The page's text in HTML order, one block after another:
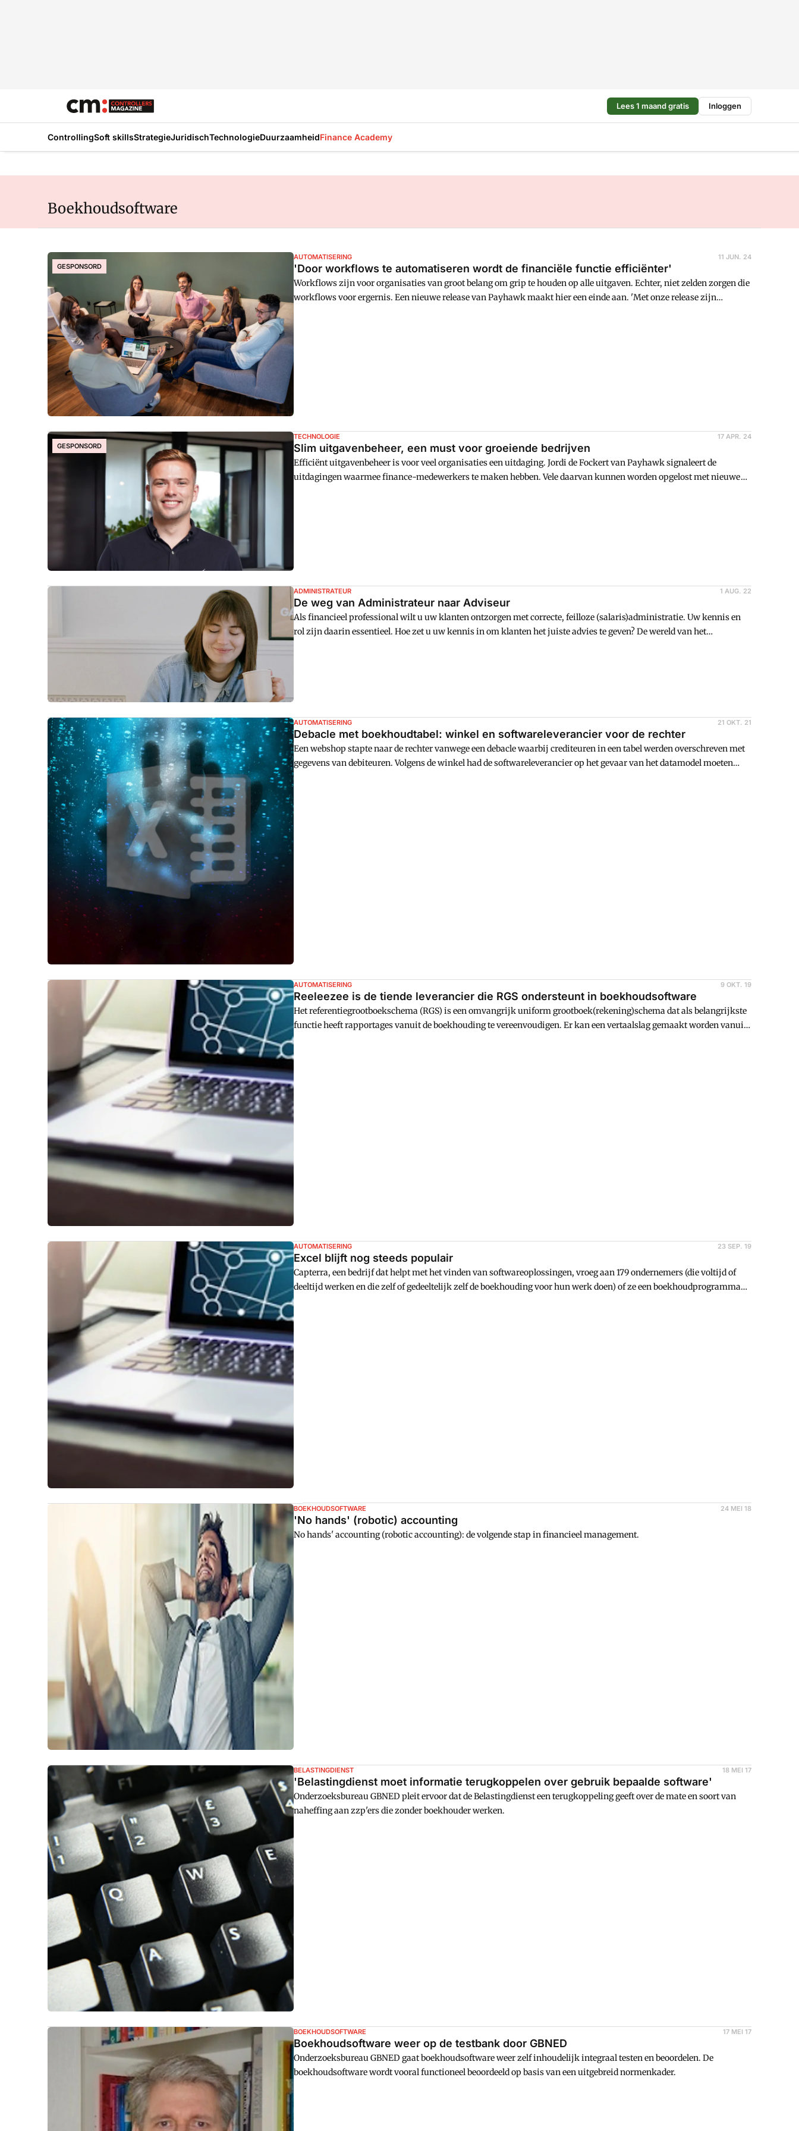
Lees 1 maand gratis Inloggen
ControllingSoft skillsStrategieJuridischTechnologieDuurzaamheidFinance Academy
Boekhoudsoftware
GESPONSORD
AUTOMATISERING 11 JUN. 24
'Door workflows te automatiseren wordt de financiële functie efficiënter'
Workflows zijn voor organisaties van groot belang om grip te houden op alle uitgaven. Echter, niet zelden zorgen die
workflows voor ergernis. Een nieuwe release van Payhawk maakt hier een einde aan. 'Met onze release zijn
GESPONSORD
TECHNOLOGIE 17 APR. 24
Slim uitgavenbeheer, een must voor groeiende bedrijven
Efficiënt uitgavenbeheer is voor veel organisaties een uitdaging. Jordi de Fockert van Payhawk signaleert de
uitdagingen waarmee finance-medewerkers te maken hebben. Vele daarvan kunnen worden opgelost met nieuwe
ADMINISTRATEUR 1 AUG. 22
De weg van Administrateur naar Adviseur
Als financieel professional wilt u uw klanten ontzorgen met correcte, feilloze (salaris)administratie. Uw kennis en
rol zijn daarin essentieel. Hoe zet u uw kennis in om klanten het juiste advies te geven? De wereld van het
AUTOMATISERING 21 OKT. 21
Debacle met boekhoudtabel: winkel en softwareleverancier voor de rechter
Een webshop stapte naar de rechter vanwege een debacle waarbij crediteuren in een tabel werden overschreven met
gegevens van debiteuren. Volgens de winkel had de softwareleverancier op het gevaar van het datamodel moeten
AUTOMATISERING 9 OKT. 19
Reeleezee is de tiende leverancier die RGS ondersteunt in boekhoudsoftware
Het referentiegrootboekschema (RGS) is een omvangrijk uniform grootboek(rekening)schema dat als belangrijkste
functie heeft rapportages vanuit de boekhouding te vereenvoudigen. Er kan een vertaalslag gemaakt worden vanuit
AUTOMATISERING 23 SEP. 19
Excel blijft nog steeds populair
Capterra, een bedrijf dat helpt met het vinden van softwareoplossingen, vroeg aan 179 ondernemers (die voltijd of
deeltijd werken en die zelf of gedeeltelijk zelf de boekhouding voor hun werk doen) of ze een boekhoudprogramma
BOEKHOUDSOFTWARE 24 MEI 18
'No hands' (robotic) accounting
No hands' accounting (robotic accounting): de volgende stap in financieel management.
BELASTINGDIENST 18 MEI 17
'Belastingdienst moet informatie terugkoppelen over gebruik bepaalde software'
Onderzoeksbureau GBNED pleit ervoor dat de Belastingdienst een terugkoppeling geeft over de mate en soort van
naheffing aan zzp'ers die zonder boekhouder werken.
BOEKHOUDSOFTWARE 17 MEI 17
Boekhoudsoftware weer op de testbank door GBNED
Onderzoeksbureau GBNED gaat boekhoudsoftware weer zelf inhoudelijk integraal testen en beoordelen. De
boekhoudsoftware wordt vooral functioneel beoordeeld op basis van een uitgebreid normenkader.